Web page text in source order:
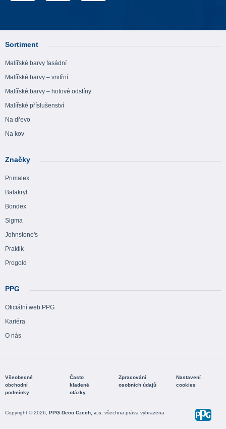
Sortiment
Malířské barvy fasádní
Malířské barvy – vnitřní
Malířské barvy – hotové odstíny
Malířské příslušenství
Na dřevo
Na kov
Značky
Primalex
Balakryl
Bondex
Sigma
Johnstone's
Praktik
Progold
PPG
Oficiální web PPG
Kariéra
O nás
Všeobecné
obchodní
podmínky
Často
kladené
otázky
Zpracování
osobních údajů
Nastavení
cookies
Copyright © 2026, PPG Deco Czech, a.s. všechna práva vyhrazena